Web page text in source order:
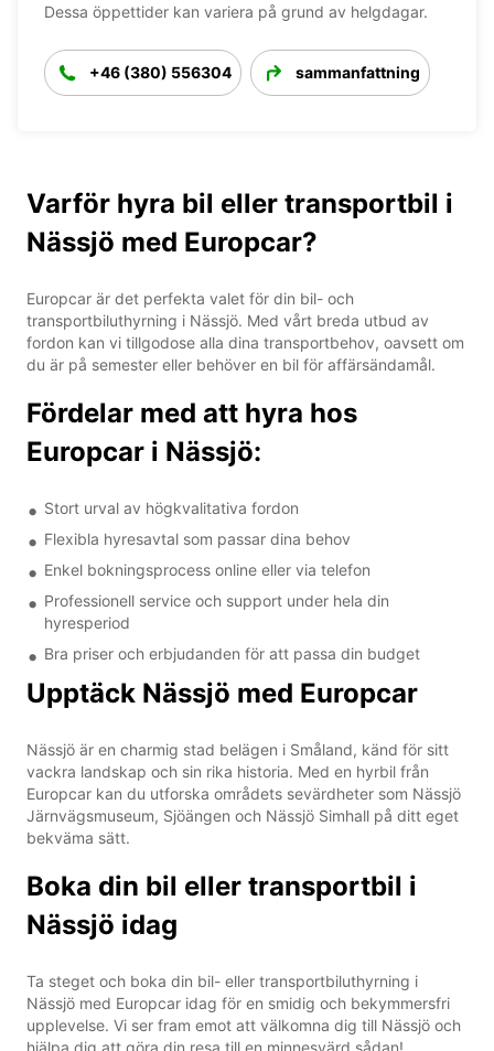
Dessa öppettider kan variera på grund av helgdagar.
+46 (380) 556304 sammanfattning
Varför hyra bil eller transportbil i
Nässjö med Europcar?
Europcar är det perfekta valet för din bil- och
transportbiluthyrning i Nässjö. Med vårt breda utbud av
fordon kan vi tillgodose alla dina transportbehov, oavsett om
du är på semester eller behöver en bil för affärsändamål.
Fördelar med att hyra hos
Europcar i Nässjö:
Stort urval av högkvalitativa fordon
Flexibla hyresavtal som passar dina behov
Enkel bokningsprocess online eller via telefon
Professionell service och support under hela din
hyresperiod
Bra priser och erbjudanden för att passa din budget
Upptäck Nässjö med Europcar
Nässjö är en charmig stad belägen i Småland, känd för sitt
vackra landskap och sin rika historia. Med en hyrbil från
Europcar kan du utforska områdets sevärdheter som Nässjö
Järnvägsmuseum, Sjöängen och Nässjö Simhall på ditt eget
bekväma sätt.
Boka din bil eller transportbil i
Nässjö idag
Ta steget och boka din bil- eller transportbiluthyrning i
Nässjö med Europcar idag för en smidig och bekymmersfri
upplevelse. Vi ser fram emot att välkomna dig till Nässjö och
hjälpa dig att göra din resa till en minnesvärd sådan!